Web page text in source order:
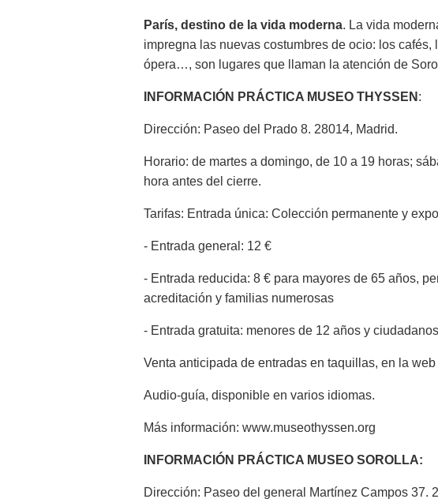
París, destino de la vida moderna. La vida
impregna las nuevas costumbres de ocio: los
ópera…, son lugares que llaman la atención de
INFORMACIÓN PRÁCTICA MUSEO THYSSEN :
Dirección: Paseo del Prado 8. 28014, Madrid.
Horario: de martes a domingo, de 10 a 19 horas;
hora antes del cierre.
Tarifas: Entrada única: Colección permanente y
- Entrada general: 12 €
- Entrada reducida: 8 € para mayores de 65 años,
acreditación y familias numerosas
- Entrada gratuita: menores de 12 años y
Venta anticipada de entradas en taquillas, en la
Audio-guía, disponible en varios idiomas.
Más información: www.museothyssen.org
INFORMACIÓN PRÁCTICA MUSEO SOROLLA:
Dirección: Paseo del general Martínez Campos 37.